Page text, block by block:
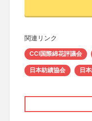
関連リンク
CCI国際綿花評議会
日本紡績協会 日